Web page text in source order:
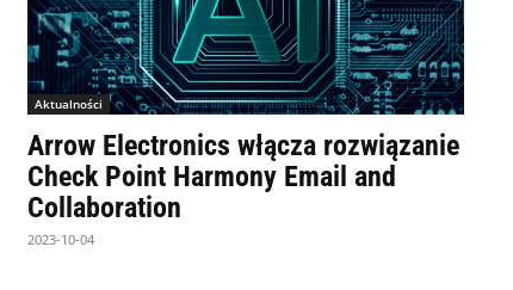
Aktualności
Arrow Electronics włącza rozwiązanie
Check Point Harmony Email and
Collaboration
2023-10-04